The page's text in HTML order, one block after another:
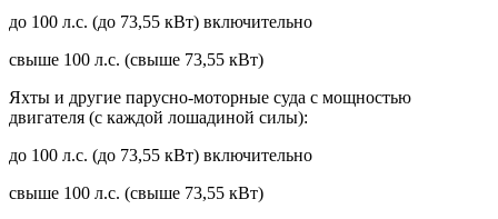
до 100 л.с. (до 73,55 кВт) включительно
свыше 100 л.с. (свыше 73,55 кВт)
Яхты и другие парусно-моторные суда с мощностью
двигателя (с каждой лошадиной силы):
до 100 л.с. (до 73,55 кВт) включительно
свыше 100 л.с. (свыше 73,55 кВт)